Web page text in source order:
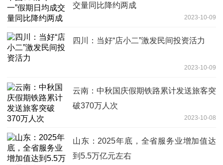
交量同比降约两成
2023-10-09
四川：当好“店小二”激发民间投资活力
2023-10-09
云南：中秋国庆假期铁路累计发送旅客突
破370万人次
2023-10-08
山东：2025年底，全省服务业增加值达
到5.5万亿元左右